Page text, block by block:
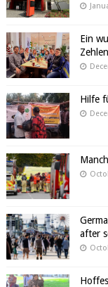
Ein
Hilfe
after